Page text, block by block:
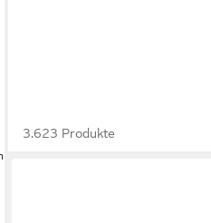
3.623 Produkte